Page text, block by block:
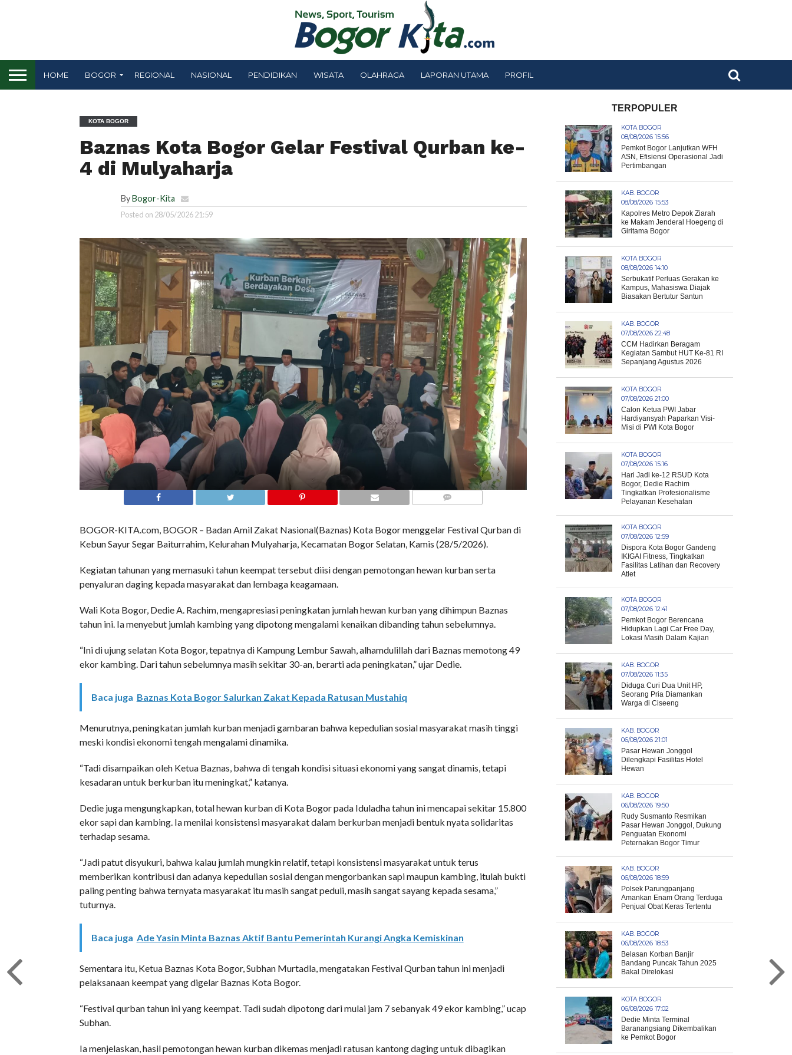
HOME BOGOR REGIONAL NASIONAL PENDIDIKAN WISATA OLAHRAGA LAPORAN UTAMA PROFIL
KOTA BOGOR
Baznas Kota Bogor Gelar Festival Qurban ke-
4 di Mulyaharja
ByBogor-Kita
Posted on 28/05/2026 21:59
BOGOR-KITA.com, BOGOR – Badan Amil Zakat Nasional(Baznas) Kota Bogor menggelar Festival Qurban di
Kebun Sayur Segar Baiturrahim, Kelurahan Mulyaharja, Kecamatan Bogor Selatan, Kamis (28/5/2026).
Kegiatan tahunan yang memasuki tahun keempat tersebut diisi dengan pemotongan hewan kurban serta
penyaluran daging kepada masyarakat dan lembaga keagamaan.
Wali Kota Bogor, Dedie A. Rachim, mengapresiasi peningkatan jumlah hewan kurban yang dihimpun Baznas
tahun ini. Ia menyebut jumlah kambing yang dipotong mengalami kenaikan dibanding tahun sebelumnya.
“Ini di ujung selatan Kota Bogor, tepatnya di Kampung Lembur Sawah, alhamdulillah dari Baznas memotong 49
ekor kambing. Dari tahun sebelumnya masih sekitar 30-an, berarti ada peningkatan,” ujar Dedie.
Baca juga Baznas Kota Bogor Salurkan Zakat Kepada Ratusan Mustahiq
Menurutnya, peningkatan jumlah kurban menjadi gambaran bahwa kepedulian sosial masyarakat masih tinggi
meski kondisi ekonomi tengah mengalami dinamika.
“Tadi disampaikan oleh Ketua Baznas, bahwa di tengah kondisi situasi ekonomi yang sangat dinamis, tetapi
kesadaran untuk berkurban itu meningkat,” katanya.
Dedie juga mengungkapkan, total hewan kurban di Kota Bogor pada Iduladha tahun ini mencapai sekitar 15.800
ekor sapi dan kambing. Ia menilai konsistensi masyarakat dalam berkurban menjadi bentuk nyata solidaritas
terhadap sesama.
“Jadi patut disyukuri, bahwa kalau jumlah mungkin relatif, tetapi konsistensi masyarakat untuk terus
memberikan kontribusi dan adanya kepedulian sosial dengan mengorbankan sapi maupun kambing, itulah bukti
paling penting bahwa ternyata masyarakat itu masih sangat peduli, masih sangat sayang kepada sesama,”
tuturnya.
Baca juga Ade Yasin Minta Baznas Aktif Bantu Pemerintah Kurangi Angka Kemiskinan
Sementara itu, Ketua Baznas Kota Bogor, Subhan Murtadla, mengatakan Festival Qurban tahun ini menjadi
pelaksanaan keempat yang digelar Baznas Kota Bogor.
“Festival qurban tahun ini yang keempat. Tadi sudah dipotong dari mulai jam 7 sebanyak 49 ekor kambing,” ucap
Subhan.
Ia menjelaskan, hasil pemotongan hewan kurban dikemas menjadi ratusan kantong daging untuk dibagikan
TERPOPULER
KOTA BOGOR
08/08/2026 15:56
Pemkot Bogor Lanjutkan WFH
ASN, Efisiensi Operasional Jadi
Pertimbangan
KAB. BOGOR
08/08/2026 15:53
Kapolres Metro Depok Ziarah
ke Makam Jenderal Hoegeng di
Giritama Bogor
KOTA BOGOR
08/08/2026 14:10
Serbukatif Perluas Gerakan ke
Kampus, Mahasiswa Diajak
Biasakan Bertutur Santun
KAB. BOGOR
07/08/2026 22:48
CCM Hadirkan Beragam
Kegiatan Sambut HUT Ke-81 RI
Sepanjang Agustus 2026
KOTA BOGOR
07/08/2026 21:00
Calon Ketua PWI Jabar
Hardiyansyah Paparkan Visi-
Misi di PWI Kota Bogor
KOTA BOGOR
07/08/2026 15:16
Hari Jadi ke-12 RSUD Kota
Bogor, Dedie Rachim
Tingkatkan Profesionalisme
Pelayanan Kesehatan
KOTA BOGOR
07/08/2026 12:59
Dispora Kota Bogor Gandeng
IKIGAI Fitness, Tingkatkan
Fasilitas Latihan dan Recovery
Atlet
KOTA BOGOR
07/08/2026 12:41
Pemkot Bogor Berencana
Hidupkan Lagi Car Free Day,
Lokasi Masih Dalam Kajian
KAB. BOGOR
07/08/2026 11:35
Diduga Curi Dua Unit HP,
Seorang Pria Diamankan
Warga di Ciseeng
KAB. BOGOR
06/08/2026 21:01
Pasar Hewan Jonggol
Dilengkapi Fasilitas Hotel
Hewan
KAB. BOGOR
06/08/2026 19:50
Rudy Susmanto Resmikan
Pasar Hewan Jonggol, Dukung
Penguatan Ekonomi
Peternakan Bogor Timur
KAB. BOGOR
06/08/2026 18:59
Polsek Parungpanjang
Amankan Enam Orang Terduga
Penjual Obat Keras Tertentu
KAB. BOGOR
06/08/2026 18:53
Belasan Korban Banjir
Bandang Puncak Tahun 2025
Bakal Direlokasi
KOTA BOGOR
06/08/2026 17:02
Dedie Minta Terminal
Baranangsiang Dikembalikan
ke Pemkot Bogor